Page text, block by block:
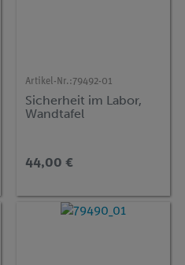
Artikel-Nr.:79492-01
Sicherheit im Labor,
Wandtafel
44,00 €